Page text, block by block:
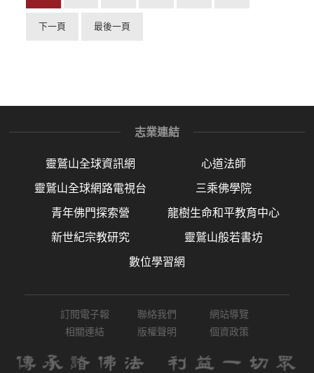
下一頁 最後一頁
志業連結
靈鷲山全球資訊網 心道法師
靈鷲山全球網路電視台 三乘佛學院
青年佛門探索營 龍樹生命和平教育中心
新世紀宗教研究 靈鷲山般若書坊
數位學習網
訂閱電子報 聯絡我們
網站導覽
相關連結
版權聲明 個資政策